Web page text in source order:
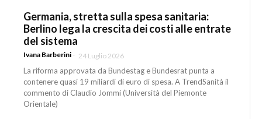
Germania, stretta sulla spesa sanitaria:
Berlino lega la crescita dei costi alle entrate
del sistema
Ivana Barberini - 24 Luglio 2026
La riforma approvata da Bundestag e Bundesrat punta a
contenere quasi 19 miliardi di euro di spesa. A TrendSanità il
commento di Claudio Jommi (Università del Piemonte
Orientale)